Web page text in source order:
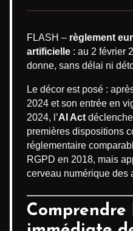
FLASH – règlement
artificielle : au 2 février
donne, sans délai ni
Le décor est posé :
2024 et son entrée en
2024, l’AI Act
premières dispositions
réglementaire
RGPD en 2018, mais
cerveau numérique des